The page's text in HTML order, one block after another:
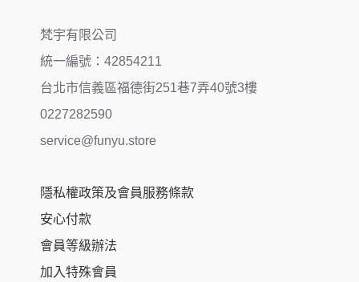
梵宇有限公司
統一編號：42854211
台北市信義區福德街251巷7弄40號3樓
0227282590
service@funyu.store
隱私權政策及會員服務條款
安心付款
會員等級辦法
加入特殊會員